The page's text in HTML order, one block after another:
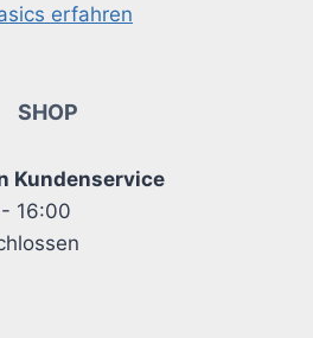
erfahren
SHOP
Kundenservice
16:00